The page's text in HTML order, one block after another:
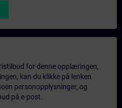
for denne opplæringen,
kan du klikke på lenken
personopplysninger, og
på e-post.